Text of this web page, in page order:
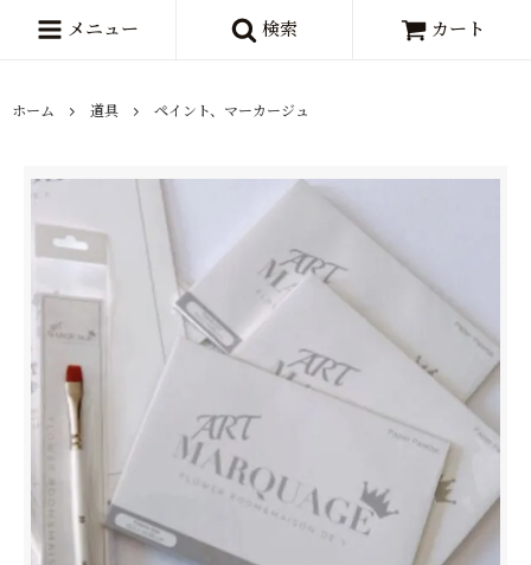
メニュー 検索 カート
ホーム 道具 ペイント、マーカージュ